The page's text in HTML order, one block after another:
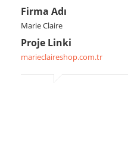
Firma Adı
Marie Claire
Proje Linki
marieclaireshop.com.tr